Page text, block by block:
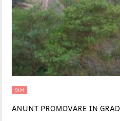
Stiri
ANUNT PROMOVARE IN GRAD